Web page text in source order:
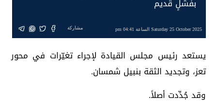
بفشلٍ قديم
Saturday 25 October 2025 الساعة 04:41 pm مشاركة
يستعد رئيس مجلس القيادة لإجراء تغيّرات في محور
تعز، وتجديد الثقة بنبيل شمسان.
وقد جُدِّدت أصلاً.